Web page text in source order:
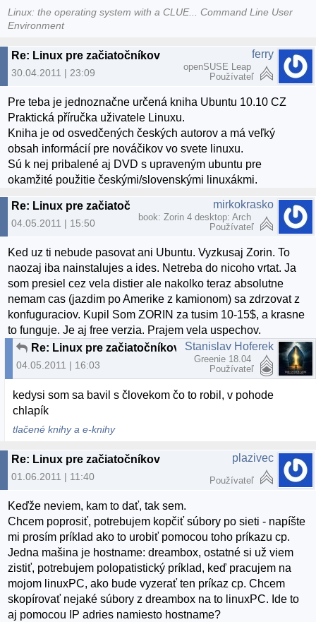
Linux: the operating system with a CLUE... Command Line User
Environment
Re: Linux pre začiatočníkov
30.04.2011 | 23:09
ferry
openSUSE Leap
Používateľ
Pre teba je jednoznačne určená kniha Ubuntu 10.10 CZ
Praktická příručka uživatele Linuxu.
Kniha je od osvedčených českých autorov a má veľký
obsah informácií pre nováčikov vo svete linuxu.
Sú k nej pribalené aj DVD s upraveným ubuntu pre
okamžité použitie českými/slovenskými linuxákmi.
Re: Linux pre začiatočníkov
04.05.2011 | 15:50
mirkokrasko
book: Zorin 4 desktop: Arch
Používateľ
Ked uz ti nebude pasovat ani Ubuntu. Vyzkusaj Zorin. To
naozaj iba nainstalujes a ides. Netreba do nicoho vrtat. Ja
som presiel cez vela distier ale nakolko teraz absolutne
nemam cas (jazdim po Amerike z kamionom) sa zdrzovat z
konfuguraciov. Kupil Som ZORIN za tusim 10-15$, a krasne
to funguje. Je aj free verzia. Prajem vela uspechov.
Re: Linux pre začiatočníkov
04.05.2011 | 16:03
Stanislav Hoferek
Greenie 18.04
Používateľ
kedysi som sa bavil s človekom čo to robil, v pohode
chlapík
tlačené knihy a e-knihy
Re: Linux pre začiatočníkov
01.06.2011 | 11:40
plazivec
Používateľ
Keďže neviem, kam to dať, tak sem.
Chcem poprosiť, potrebujem kopčiť súbory po sieti - napíšte
mi prosím príklad ako to urobiť pomocou toho príkazu cp.
Jedna mašina je hostname: dreambox, ostatné si už viem
zistiť, potrebujem polopatistický príklad, keď pracujem na
mojom linuxPC, ako bude vyzerať ten príkaz cp. Chcem
skopírovať nejaké súbory z dreambox na to linuxPC. Ide to
aj pomocou IP adries namiesto hostname?